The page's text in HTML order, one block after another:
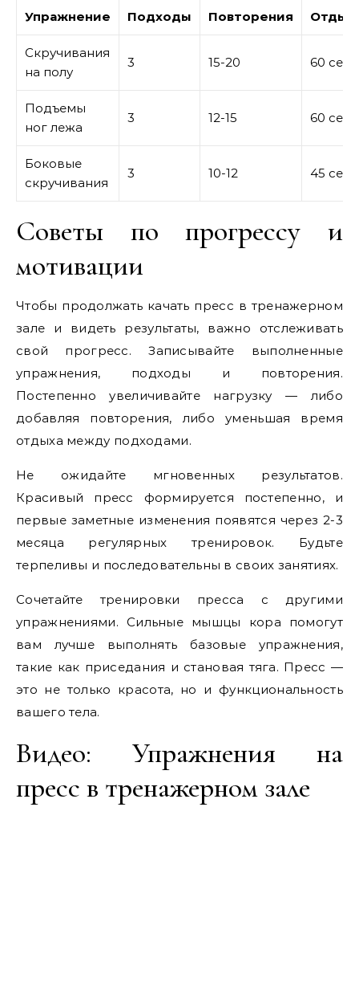
Упражнение Подходы Повторения Отдых
Скручивания
на полу
3 15-20 60 сек
Подъемы
ног лежа
3 12-15 60 сек
Боковые
скручивания
3 10-12 45 сек
Советы по прогрессу и
мотивации
Чтобы продолжать качать пресс в тренажерном
зале и видеть результаты, важно отслеживать
свой прогресс. Записывайте выполненные
упражнения, подходы и повторения.
Постепенно увеличивайте нагрузку — либо
добавляя повторения, либо уменьшая время
отдыха между подходами.
Не ожидайте мгновенных результатов.
Красивый пресс формируется постепенно, и
первые заметные изменения появятся через 2-3
месяца регулярных тренировок. Будьте
терпеливы и последовательны в своих занятиях.
Сочетайте тренировки пресса с другими
упражнениями. Сильные мышцы кора помогут
вам лучше выполнять базовые упражнения,
такие как приседания и становая тяга. Пресс —
это не только красота, но и функциональность
вашего тела.
Видео: Упражнения на
пресс в тренажерном зале